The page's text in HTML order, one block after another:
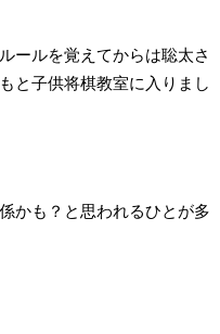
ールを覚えてからは聡太さ
と子供将棋教室に入りまし
かも？と思われるひとが多